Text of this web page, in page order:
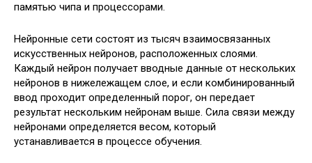
памятью чипа и процессорами.
Нейронные сети состоят из тысяч взаимосвязанных
искусственных нейронов, расположенных слоями.
Каждый нейрон получает вводные данные от нескольких
нейронов в нижележащем слое, и если комбинированный
ввод проходит определенный порог, он передает
результат нескольким нейронам выше. Сила связи между
нейронами определяется весом, который
устанавливается в процессе обучения.